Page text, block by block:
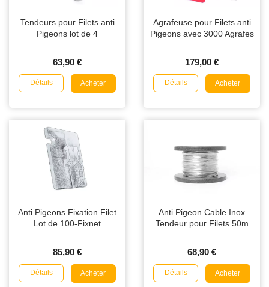
Tendeurs pour Filets anti
Pigeons lot de 4
63,90 €
Détails Acheter
Agrafeuse pour Filets anti
Pigeons avec 3000 Agrafes
179,00 €
Détails Acheter
Anti Pigeons Fixation Filet
Lot de 100-Fixnet
85,90 €
Détails Acheter
Anti Pigeon Cable Inox
Tendeur pour Filets 50m
68,90 €
Détails Acheter